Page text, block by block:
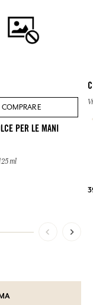
COMPRARE
PER LE MANI
ml